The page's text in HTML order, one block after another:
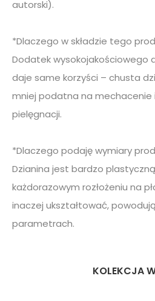
autorski).
*Dlaczego w składzie tego
Dodatek wysokojakościowego
daje same korzyści – chusta
mniej podatna na mechacenie
pielęgnacji.
*Dlaczego podaję wymiary
Dzianina jest bardzo
każdorazowym rozłożeniu na
inaczej ukształtować,
parametrach.
KOLEKCJA